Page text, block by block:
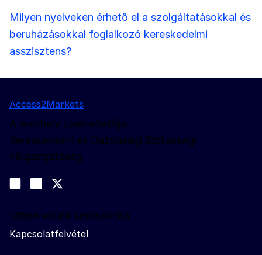
Milyen nyelveken érhető el a szolgáltatásokkal és
beruházásokkal foglalkozó kereskedelmi
asszisztens?
Access2Markets
A webhely üzemeltetője:
Kereskedelmi és Gazdasági Biztonsági
Főigazgatóság
Join us on LinkedIn
Trade-Off podcast
Lépjen velünk kapcsolatba
Kapcsolatfelvétel